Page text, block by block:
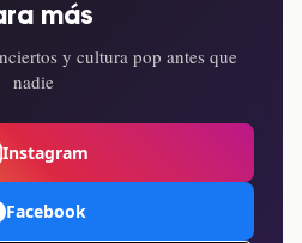
más
y cultura pop antes que
nadie
Instagram
Facebook